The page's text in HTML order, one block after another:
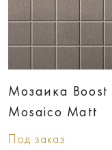
Мозаика Boost
Mosaico Matt
Под заказ